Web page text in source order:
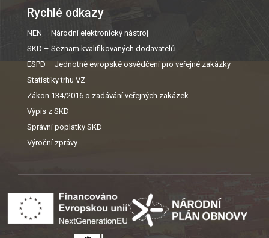
Rychlé odkazy
NEN – Národní elektronický nástroj
SKD – Seznam kvalifikovaných dodavatelů
ESPD – Jednotné evropské osvědčení pro veřejné zakázky
Statistiky trhu VZ
Zákon 134/2016 o zadávání veřejných zakázek
Výpis z SKD
Správní poplatky SKD
Výroční zprávy